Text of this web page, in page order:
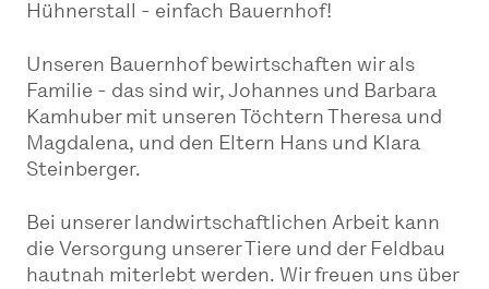
Hühnerstall - einfach Bauernhof!
Unseren Bauernhof bewirtschaften wir als
Familie - das sind wir, Johannes und Barbara
Kamhuber mit unseren Töchtern Theresa und
Magdalena, und den Eltern Hans und Klara
Steinberger.
Bei unserer landwirtschaftlichen Arbeit kann
die Versorgung unserer Tiere und der Feldbau
hautnah miterlebt werden. Wir freuen uns über